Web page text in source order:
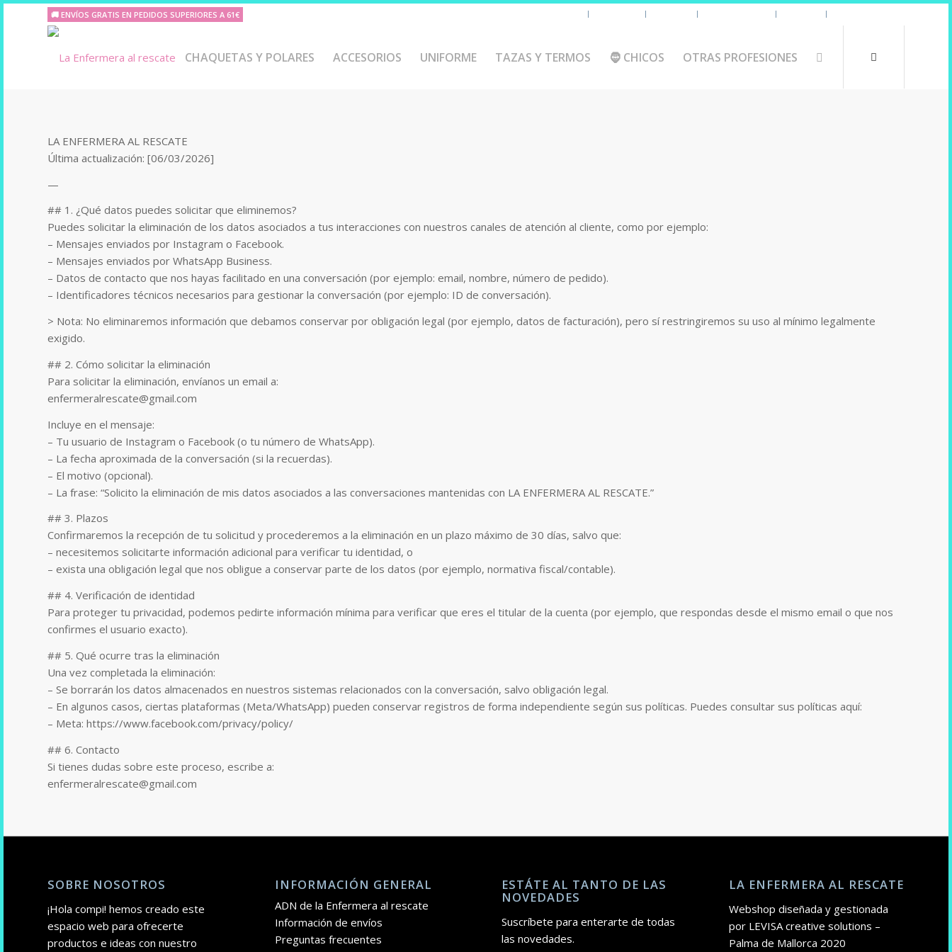
🚚 ENVÍOS GRATIS EN PEDIDOS SUPERIORES A 61€
CHAQUETAS Y POLARES ACCESORIOS UNIFORME TAZAS Y TERMOS 🧔 CHICOS OTRAS PROFESIONES
LA ENFERMERA AL RESCATE
Última actualización: [06/03/2026]
—
## 1. ¿Qué datos puedes solicitar que eliminemos?
Puedes solicitar la eliminación de los datos asociados a tus interacciones con nuestros canales de atención al cliente, como por ejemplo:
– Mensajes enviados por Instagram o Facebook.
– Mensajes enviados por WhatsApp Business.
– Datos de contacto que nos hayas facilitado en una conversación (por ejemplo: email, nombre, número de pedido).
– Identificadores técnicos necesarios para gestionar la conversación (por ejemplo: ID de conversación).
> Nota: No eliminaremos información que debamos conservar por obligación legal (por ejemplo, datos de facturación), pero sí restringiremos su uso al mínimo legalmente
exigido.
## 2. Cómo solicitar la eliminación
Para solicitar la eliminación, envíanos un email a:
enfermeralrescate@gmail.com
Incluye en el mensaje:
– Tu usuario de Instagram o Facebook (o tu número de WhatsApp).
– La fecha aproximada de la conversación (si la recuerdas).
– El motivo (opcional).
– La frase: “Solicito la eliminación de mis datos asociados a las conversaciones mantenidas con LA ENFERMERA AL RESCATE.”
## 3. Plazos
Confirmaremos la recepción de tu solicitud y procederemos a la eliminación en un plazo máximo de 30 días, salvo que:
– necesitemos solicitarte información adicional para verificar tu identidad, o
– exista una obligación legal que nos obligue a conservar parte de los datos (por ejemplo, normativa fiscal/contable).
## 4. Verificación de identidad
Para proteger tu privacidad, podemos pedirte información mínima para verificar que eres el titular de la cuenta (por ejemplo, que respondas desde el mismo email o que nos
confirmes el usuario exacto).
## 5. Qué ocurre tras la eliminación
Una vez completada la eliminación:
– Se borrarán los datos almacenados en nuestros sistemas relacionados con la conversación, salvo obligación legal.
– En algunos casos, ciertas plataformas (Meta/WhatsApp) pueden conservar registros de forma independiente según sus políticas. Puedes consultar sus políticas aquí:
– Meta: https://www.facebook.com/privacy/policy/
## 6. Contacto
Si tienes dudas sobre este proceso, escribe a:
enfermeralrescate@gmail.com
SOBRE NOSOTROS
¡Hola compi! hemos creado este
espacio web para ofrecerte
productos e ideas con nuestro
INFORMACIÓN GENERAL
ADN de la Enfermera al rescate
Información de envíos
Preguntas frecuentes
ESTÁTE AL TANTO DE LAS
NOVEDADES
Suscríbete para enterarte de todas
las novedades.
LA ENFERMERA AL RESCATE
Webshop diseñada y gestionada
por LEVISA creative solutions –
Palma de Mallorca 2020